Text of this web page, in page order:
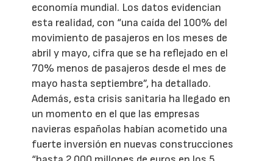
economía mundial. Los datos evidencian
esta realidad, con “una caída del 100% del
movimiento de pasajeros en los meses de
abril y mayo, cifra que se ha reflejado en el
70% menos de pasajeros desde el mes de
mayo hasta septiembre”, ha detallado.
Además, esta crisis sanitaria ha llegado en
un momento en el que las empresas
navieras españolas habían acometido una
fuerte inversión en nuevas construcciones